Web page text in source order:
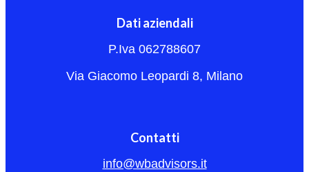
Dati aziendali
P.Iva 062788607
Via Giacomo Leopardi 8, Milano
Contatti
info@wbadvisors.it